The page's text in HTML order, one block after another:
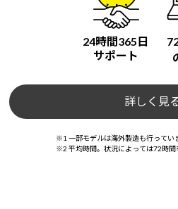
24時間365日
サポート
詳しく見
※1 一部モデルは海外製造も行ってい
※2 平均時間。状況によっては72時間